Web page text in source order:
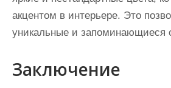
акцентом в интерьере. Это
уникальные и запоминающиеся
Заключение